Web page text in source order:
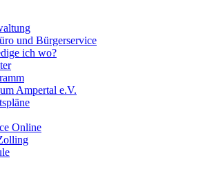
und Bürgerservice
ich wo?
Ampertal e.V.
Online